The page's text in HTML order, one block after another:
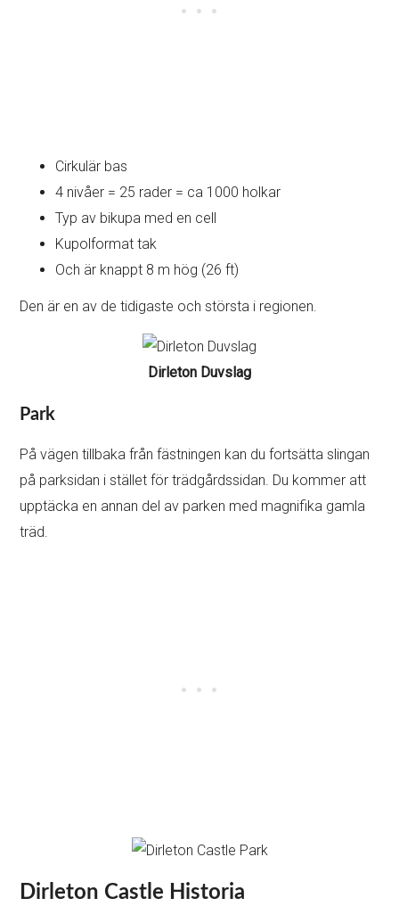
Cirkulär bas
4 nivåer = 25 rader = ca 1000 holkar
Typ av bikupa med en cell
Kupolformat tak
Och är knappt 8 m hög (26 ft)
Den är en av de tidigaste och största i regionen.
Dirleton Duvslag
Park
På vägen tillbaka från fästningen kan du fortsätta slingan
på parksidan i stället för trädgårdssidan. Du kommer att
upptäcka en annan del av parken med magnifika gamla
träd.
Dirleton Castle Historia